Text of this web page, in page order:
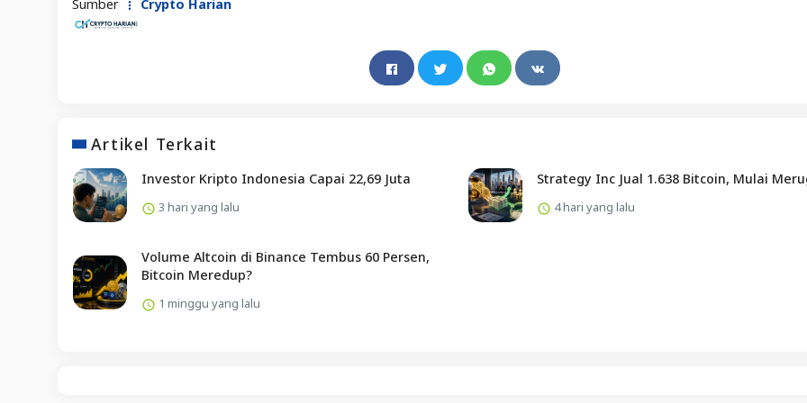
Sumber Crypto Harian
Artikel Terkait
Investor Kripto Indonesia Capai 22,69 Juta
3 hari yang lalu
Strategy Inc Jual 1.638 Bitcoin, Mulai
4 hari yang lalu
Volume Altcoin di Binance Tembus 60 Persen,
Bitcoin Meredup?
1 minggu yang lalu